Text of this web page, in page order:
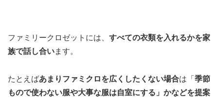
ファミリークロゼットには、 すべての衣類を入れるかを家
族で話し合います。
たとえばあまりファミクロを広くしたくない場合は「季節
もので使わない服や大事な服は自室にする」かなどを提案